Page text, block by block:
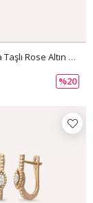
Juno Pırlanta Taşlı Rose Altın Küpe
%20